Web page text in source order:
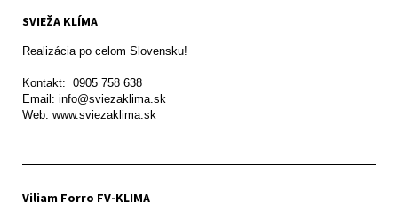
SVIEŽA KLÍMA
Realizácia po celom Slovensku!
Kontakt:  0905 758 638
Email: info@sviezaklima.sk
Web: www.sviezaklima.sk
Viliam Forro FV-KLIMA